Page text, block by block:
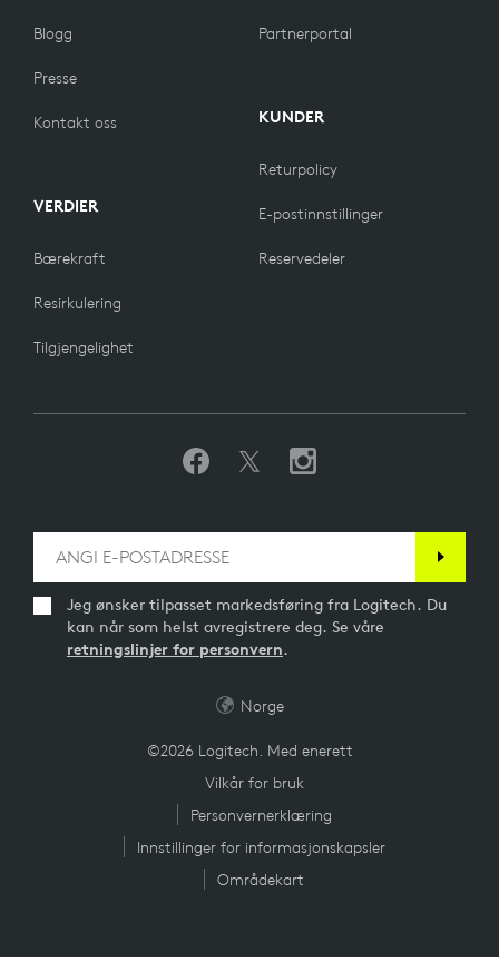
Blogg
Presse
Kontakt oss
VERDIER
Bærekraft
Resirkulering
Tilgjengelighet
Partnerportal
KUNDER
Returpolicy
E-postinnstillinger
Reservedeler
Jeg ønsker tilpasset markedsføring fra Logitech. Du
kan når som helst avregistrere deg. Se våre
retningslinjer for personvern.
©2026 Logitech. Med enerett
Vilkår for bruk
Personvernerklæring
Innstillinger for informasjonskapsler
Områdekart
Norge